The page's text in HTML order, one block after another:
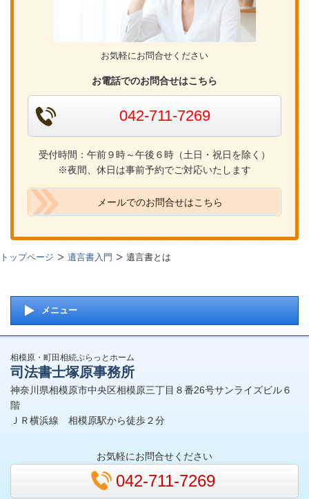
お気軽にお問合せください
お電話でのお問合せはこちら
042-711-7269
受付時間：午前９時～午後６時（土日・祝日を除く）
※夜間、休日は事前予約でご対応いたします
メールでのお問合せはこちら
トップページ 遺言書入門 遺言書とは
メニュー
相模原・町田相続ぷらっとホーム
司法書士塚原事務所
神奈川県相模原市中央区相模原三丁目８番26号サンライズビル６
階
ＪＲ横浜線 相模原駅から徒歩２分
お気軽にお問合せください
042-711-7269